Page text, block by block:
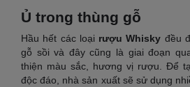
Ủ trong thùng gỗ
Hầu hết các loại rượu Whisky đều
gỗ sồi và đây cũng là giai đoạn
thiện màu sắc, hương vị rượu. Để
độc đáo, nhà sản xuất sẽ sử dụng